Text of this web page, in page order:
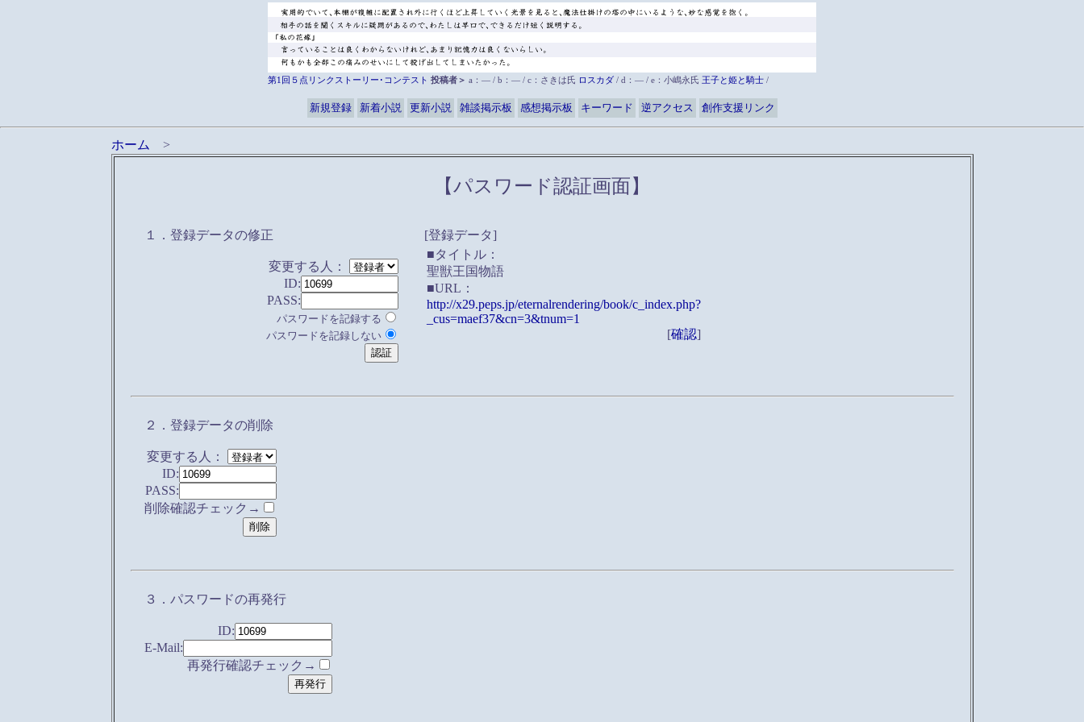
第1回５点リンクストーリー･コンテスト 投稿者＞ a：― / b：― / c：さきは氏 ロスカダ / d：― / e：小嶋永氏 王子と姫と騎士 /
新規登録 新着小説 更新小説 雑談掲示板 感想掲示板 キーワード 逆アクセス 創作支援リンク
ホーム >
【パスワード認証画面】
１．登録データの修正
変更する人：
ID:
PASS:
パスワードを記録する
パスワードを記録しない
[登録データ]
■タイトル：
聖獣王国物語
■URL：
http://x29.peps.jp/eternalrendering/book/c_index.php?
_cus=maef37&cn=3&tnum=1
[確認]
２．登録データの削除
変更する人：
ID:
PASS:
削除確認チェック→
３．パスワードの再発行
ID:
E-Mail:
再発行確認チェック→